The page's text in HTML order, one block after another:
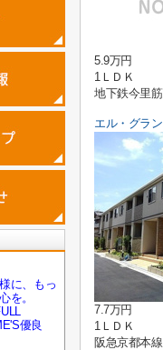
5.9万円
1ＬＤＫ
地下鉄今里
エル・グラ
7.7万円
1ＬＤＫ
阪急京都本
に、もっ
を。
優良